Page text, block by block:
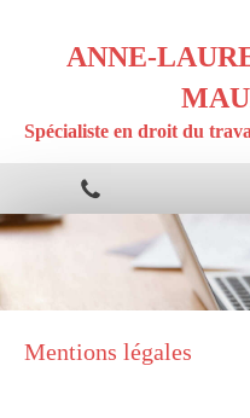
ANNE-
Spécialiste en droit du
Mentions légales